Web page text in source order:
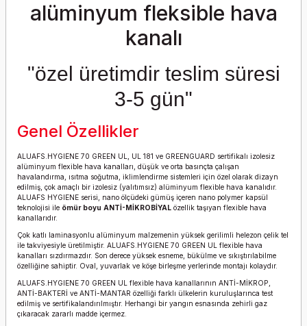
alüminyum fleksible hava
kanalı
"özel üretimdir teslim süresi
3-5 gün"
Genel Özellikler
ALUAFS.HYGIENE 70 GREEN UL, UL 181 ve GREENGUARD sertifikalı izolesiz
alüminyum flexible hava kanalları, düşük ve orta basınçta çalışan
havalandırma, ısıtma soğutma, iklimlendirme sistemleri için özel olarak dizayn
edilmiş, çok amaçlı bir izolesiz (yalıtımsız) alüminyum flexible hava kanalıdır.
ALUAFS HYGIENE serisi, nano ölçüdeki gümüş içeren nano polymer kapsül
teknolojisi ile ömür boyu ANTİ-MİKROBİYAL özellik taşıyan flexible hava
kanallarıdır.
Çok katlı laminasyonlu alüminyum malzemenin yüksek gerilimli helezon çelik tel
ile takviyesiyle üretilmiştir. ALUAFS.HYGIENE 70 GREEN UL flexible hava
kanalları sızdırmazdır. Son derece yüksek esneme, bükülme ve sıkıştırılabilme
özelliğine sahiptir. Oval, yuvarlak ve köşe birleşme yerlerinde montajı kolaydır.
ALUAFS.HYGIENE 70 GREEN UL flexible hava kanallarının ANTİ-MİKROP,
ANTİ-BAKTERİ ve ANTİ-MANTAR özelliği farklı ülkelerin kuruluşlarınca test
edilmiş ve sertifikalandırılmıştır. Herhangi bir yangın esnasında zehirli gaz
çıkaracak zararlı madde içermez.